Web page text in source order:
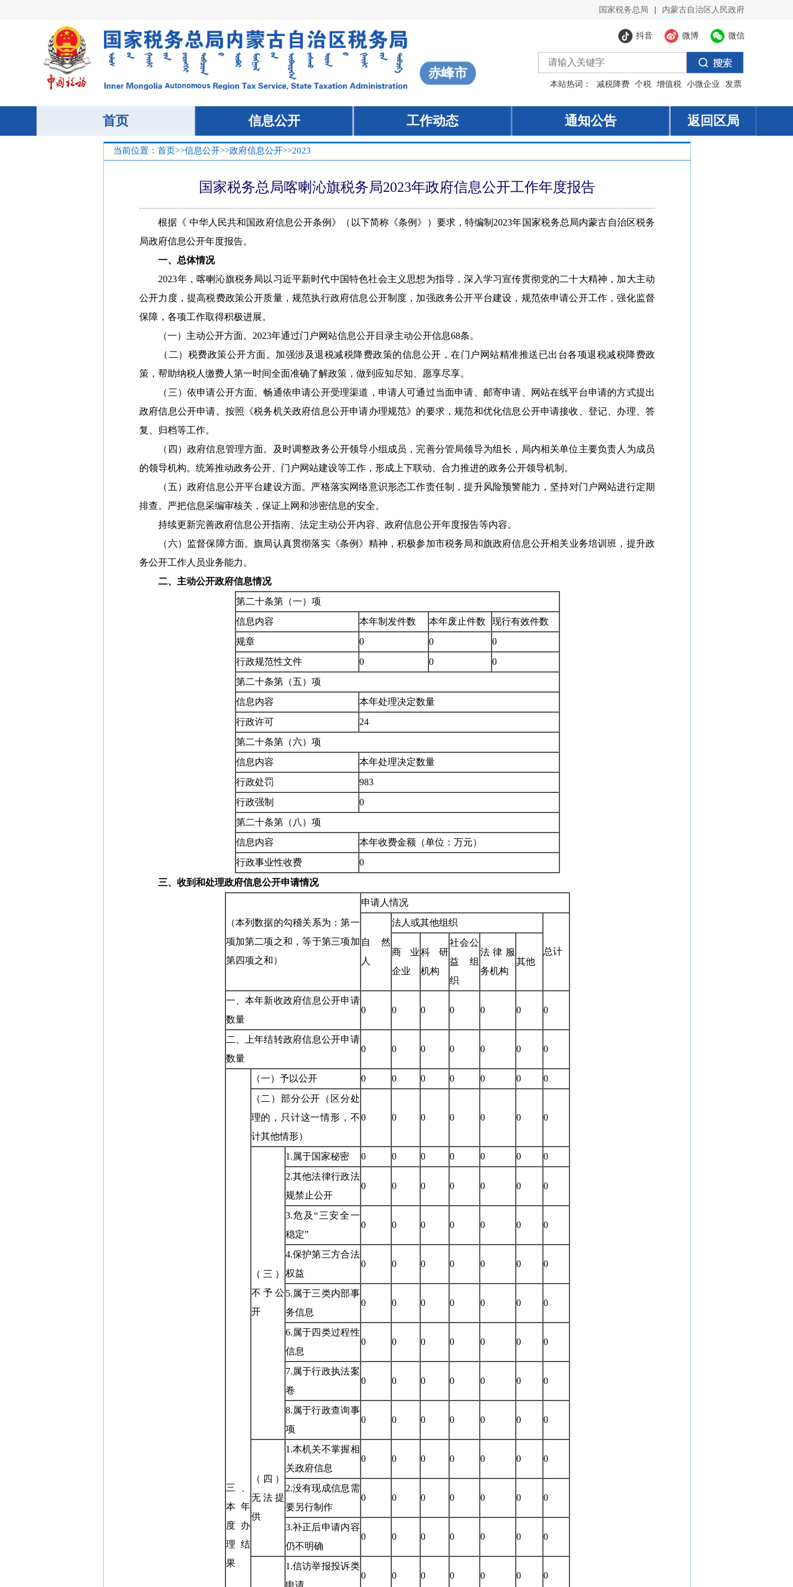
当前位置： 首页>>信息公开>>政府信息公开>>2023
国家税务总局喀喇沁旗税务局2023年政府信息公开工作年度报告
根据《 中华人民共和国政府信息公开条例》（以下简称《条例》）要求，特编制2023年国家税务总局内蒙古自治区税务
局政府信息公开年度报告。
一、总体情况
2023年， 喀喇沁旗税务局以习近平新时代中国特色社会主义思想为指导，深入学习宣传贯彻党的二十大精神，加大主动
公开力度，提高税费政策公开质量，规范执行政府信息公开制度，加强政务公开平台建设，规范依申请公开工作，强化监督
保障，各项工作取得积极进展。
（一）主动公开方面。2023年通过门户网站信息公开目录主动公开信息68条。
（二）税费政策公开方面。加强涉及退税减税降费政策的信息公开， 在门户网站精准推送已出台各项退税减税降费政
策 ， 帮助纳税人缴费人第一时间全面准确了解政策，做到应知尽知、愿享尽享。
（三）依申请公开方面。畅通依申请公开受理渠道，申请人可通过当面申请、邮寄申请、网站在线平台申请的方式提出
政府信息公开申请。按照《税务机关政府信息公开申请办理规范》的要求，规范和优化信息公开申请接收、登记、办理、答
复、归档等工作。
（四）政府信息管理方面。及时调整政务公开领导小组成员，完善分管局领导为组长，局内相关单位主要负责人为成员
的领导机构。统筹推动政务公开、门户网站建设等工作，形成上下联动、合力推进的政务公开领导机制。
（五）政府信息公开平台建设方面。严格落实网络意识形态工作责任制，提升风险预警能力，坚持对门户网站进行定期
排查。严把信息采编审核关，保证上网和涉密信息的安全。
持续更新完善政府信息公开指南、法定主动公开内容、政府信息公开年度报告等内容。
（六）监督保障方面。旗局认真贯彻落实《条例》精神，积极参加市税务局和旗政府信息公开相关业务培训班，提升政
务公开工作人员业务能力。
二、主动公开政府信息情况
第二十条第（一）项
信息内容
本年制发件数 本年废止件数
现行有效件数
规章
0 0
0
行政规范性文件
0 0
0
第二十条第（五）项
信息内容
本年处理决定数量
行政许可
24
第二十条第（六）项
信息内容
本年处理决定数量
行政处罚
983
行政强制
0
第二十条第（八）项
信息内容
本年收费金额（单位：万元）
行政事业性收费
0
三、收到和处理政府信息公开申请情况
（本列数据的勾稽关系为：第一
项加第二项之和，等于第三项加
第四项之和）
申请人情况
自然
人
法人或其他组织
总计
商业
企业
科研
机构
社会公
益组
织
法律服
务机构
其他
一、本年新收政府信息公开申请
数量
0 0 0 0 0 0 0
二、上年结转政府信息公开申请
数量
0 0 0 0 0 0 0
三、
本年
度办
理结
果
（一）予以公开 0 0 0 0 0 0
0
（二）部分公开（区分处
理的，只计这一情形，不
计其他情形）
0 0 0 0 0 0 0
（三）
不予公
开
1.属于国家秘密 0 0 0 0 0 0
0
2.其他法律行政法
规禁止公开
0 0 0 0 0 0 0
3.危及“三安全一
稳定”
0 0 0 0 0 0 0
4.保护第三方合法
权益
0 0 0 0 0 0 0
5.属于三类内部事
务信息
0 0 0 0 0 0 0
6.属于四类过程性
信息
0 0 0 0 0 0 0
7.属于行政执法案
卷
0 0 0 0 0 0 0
8.属于行政查询事
项
0 0 0 0 0 0 0
（四）
无法提
供
1.本机关不掌握相
关政府信息
0 0 0 0 0 0 0
2.没有现成信息需
要另行制作
0 0 0 0 0 0 0
3.补正后申请内容
仍不明确
0 0 0 0 0 0 0
1.信访举报投诉类
申请
0 0 0 0 0 0 0